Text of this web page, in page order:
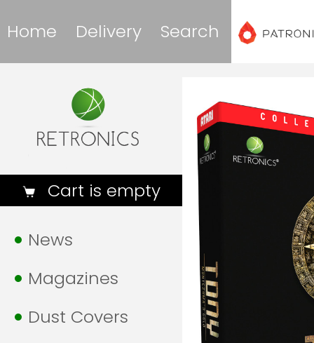
Home Delivery Search
Cart is empty
News
Magazines
Dust Covers